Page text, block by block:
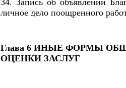
34. Запись об объявлении
личное дело поощренного
Глава 6 ИНЫЕ ФОРМЫ
ОЦЕНКИ ЗАСЛУГ